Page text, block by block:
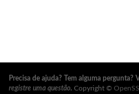
Precisa de ajuda? Tem alguma
registre uma questão. Copyright ©